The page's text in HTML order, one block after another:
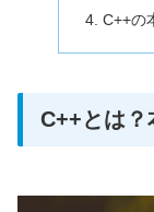
C++の
C++とは？